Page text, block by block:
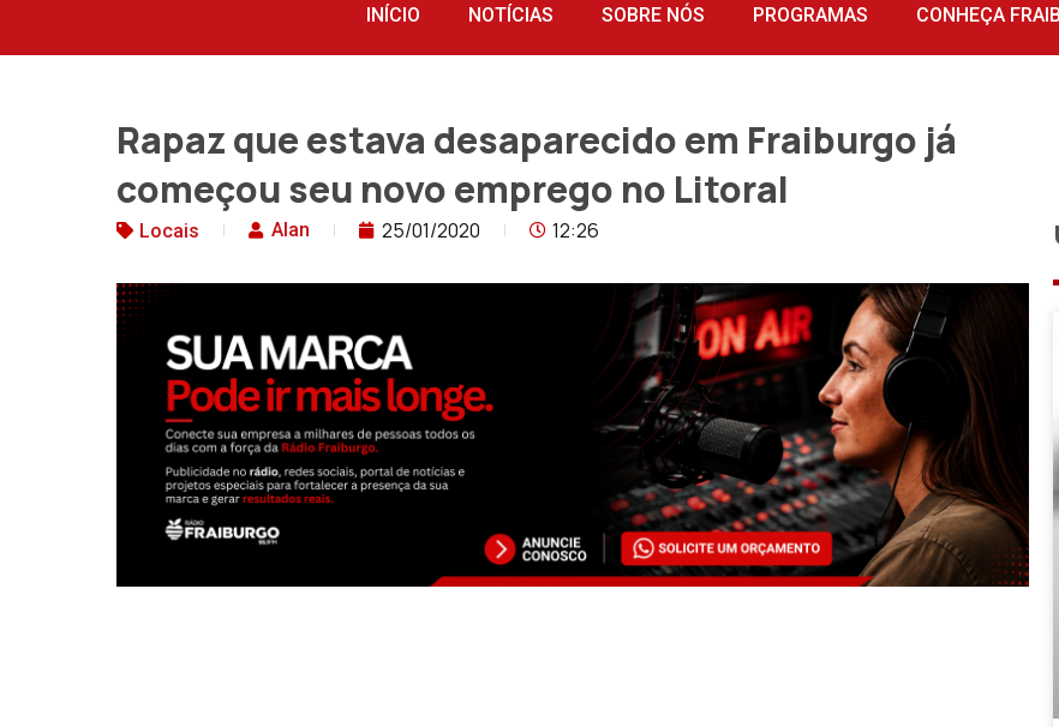
INÍCIO NOTÍCIAS SOBRE NÓS PROGRAMAS CONHEÇA
Rapaz que estava desaparecido em Fraiburgo já
começou seu novo emprego no Litoral
Locais Alan 25/01/2020 12:26